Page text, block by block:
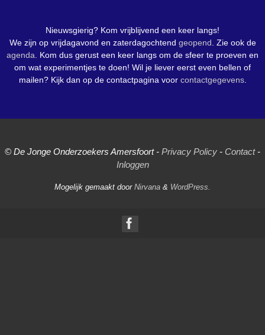
Nieuwsgierig? Kom vrijblijvend een keer langs!
We zijn op vrijdagavond en zaterdagochtend geopend . Zie ook de
agenda . Kom dus gerust een keer langs om de sfeer te proeven en
om wat experimentjes te doen! Wil je liever eerst even bellen of
mailen? Kijk dan op de contactpagina voor contactgegevens.
© De Jonge Onderzoekers Amersfoort - Privacy Policy - Contact-
Inloggen
Mogelijk gemaakt door Nirvana & WordPress.